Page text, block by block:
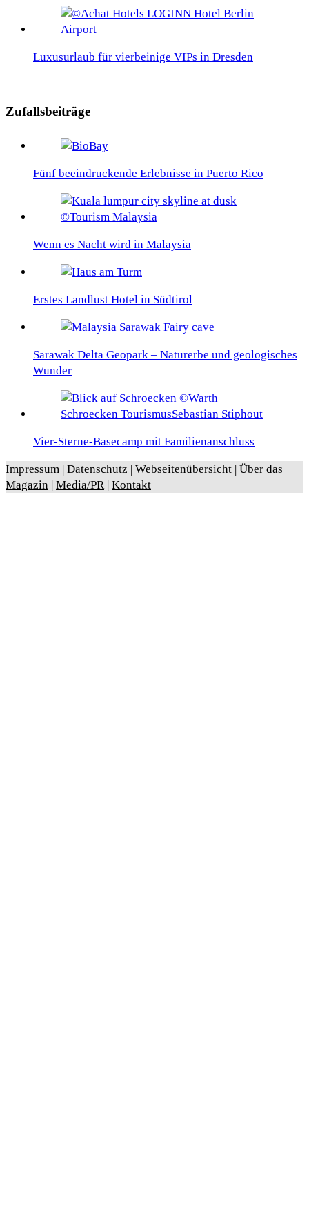
Luxusurlaub für vierbeinige VIPs in Dresden
Zufallsbeiträge
Fünf beeindruckende Erlebnisse in Puerto Rico
Wenn es Nacht wird in Malaysia
Erstes Landlust Hotel in Südtirol
Sarawak Delta Geopark – Naturerbe und geologisches
Wunder
Vier-Sterne-Basecamp mit Familienanschluss
Impressum Datenschutz Webseitenübersicht Über das
Magazin
Media/PR| Kontakt